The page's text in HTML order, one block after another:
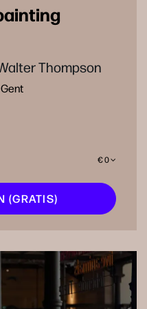
Thompson
€ 0
(GRATIS)